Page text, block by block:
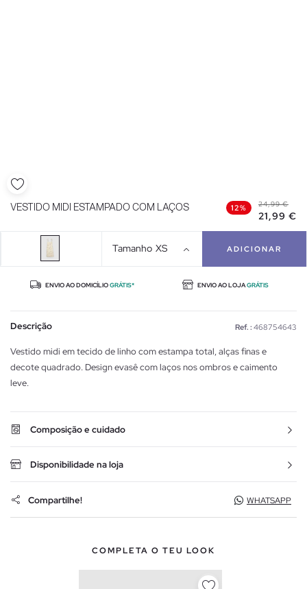
VESTIDO MIDI ESTAMPADO COM LAÇOS 12% 24,99 €
21,99 €
Tamanho XS ADICIONAR
ENVIO AO DOMICÍLIOGRÁTIS* ENVIO AO LOJAGRÁTIS
Descrição Ref. : 468754643
Vestido midi em tecido de linho com estampa total, alças finas e
decote quadrado. Design evasê com laços nos ombros e caimento
leve.
Composição e cuidado
Disponibilidade na loja
Compartilhe! WHATSAPP
COMPLETA O TEU LOOK